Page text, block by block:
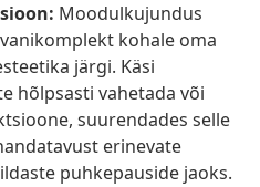
Moodulkujundus
kohale oma
järgi. Käsi
hõlpsasti vahetada või
suurendades selle
erinevate
puhkepauside jaoks.